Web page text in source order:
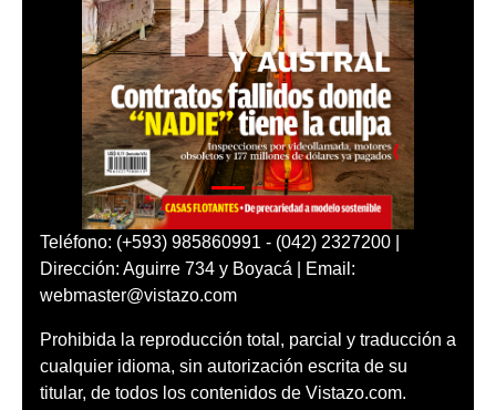
Teléfono: (+593) 985860991 - (042) 2327200 |
Dirección: Aguirre 734 y Boyacá | Email:
webmaster@vistazo.com
Prohibida la reproducción total, parcial y traducción a
cualquier idioma, sin autorización escrita de su
titular, de todos los contenidos de Vistazo.com.